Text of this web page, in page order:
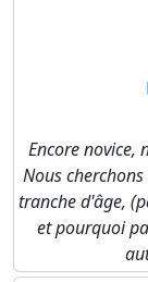
Encore novice,
Nous
tranche d'âge,
et pourquoi